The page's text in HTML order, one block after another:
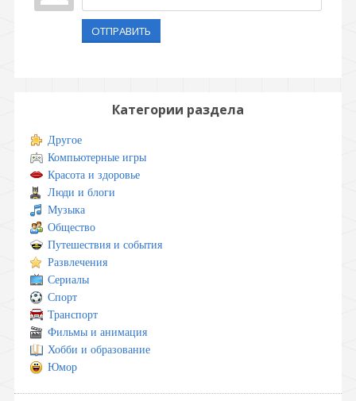
ОТПРАВИТЬ
Категории раздела
Другое
Компьютерные игры
Красота и здоровье
Люди и блоги
Музыка
Общество
Путешествия и события
Развлечения
Сериалы
Спорт
Транспорт
Фильмы и анимация
Хобби и образование
Юмор